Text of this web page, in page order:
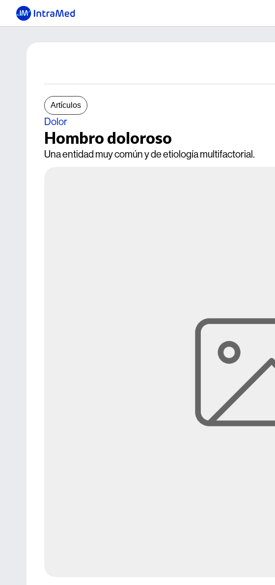
Artículos
Dolor
Hombro doloroso
Una entidad muy común y de etiología multifactorial.